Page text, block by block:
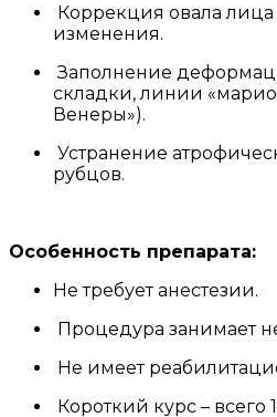
Коррекция овала
изменения.
Заполнение
складки, линии
Венеры»).
Устранение
рубцов.
Особенность препарата:
Не требует анестезии.
Процедура занимает
Не имеет
Короткий курс – всего